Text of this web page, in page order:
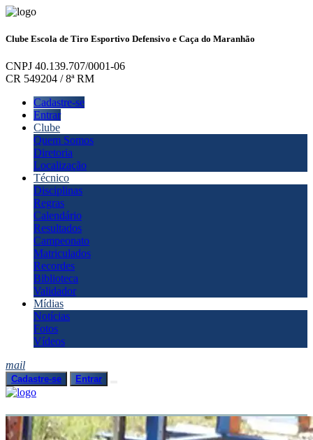
Clube Escola de Tiro Esportivo Defensivo e Caça do Maranhão
CNPJ 40.139.707/0001-06
CR 549204 / 8ª RM
Cadastre-se
Entrar
Clube
Quem Somos
Diretoria
Localização
Técnico
Disciplinas
Regras
Calendário
Resultados
Campeonato
Matriculados
Recordes
Biblioteca
Validador
Mídias
Notícias
Fotos
Vídeos
mail
Cadastre-se Entrar